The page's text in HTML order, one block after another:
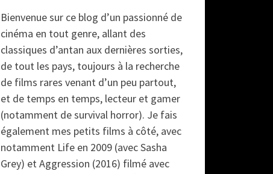
Bienvenue sur ce blog d’un passionné de
cinéma en tout genre, allant des
classiques d’antan aux dernières sorties,
de tout les pays, toujours à la recherche
de films rares venant d’un peu partout,
et de temps en temps, lecteur et gamer
(notamment de survival horror). Je fais
également mes petits films à côté, avec
notamment Life en 2009 (avec Sasha
Grey) et Aggression (2016) filmé avec